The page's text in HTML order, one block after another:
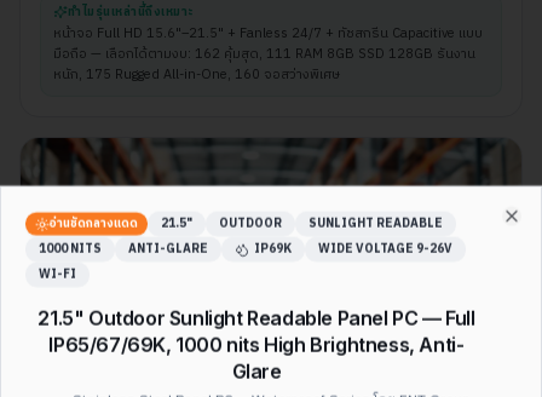
ทำไมรุ่นเหล่านี้ถึงเหมาะ
หน้าจอ Full HD 15.6"–21.5" + Fanless 24/7 + ทัชสกรีน Capacitive แบบ
มือถือ — เลือกได้ตามงบ: 162 คุ้มสุด, 111 RAM 8GB SSD 128GB รันงาน
หนัก, 175 Rugged All-in-One, 160 จอสว่างพิเศษ
อ่านชัดกลางแดด 21.5" OUTDOOR
SUNLIGHT READABLE
1000 NITS
ANTI-GLARE IP69K
WIDE VOLTAGE 9-26V
WI-FI
21.5" Outdoor Sunlight Readable Panel PC — Full
IP65/67/69K, 1000 nits High Brightness, Anti-
Glare